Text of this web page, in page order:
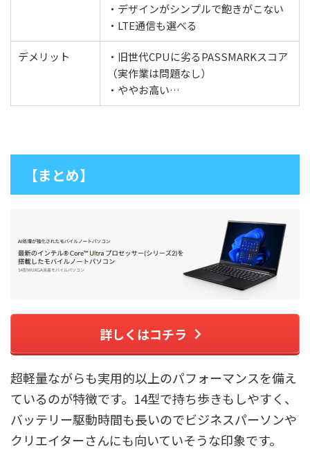
・デザインがシンプルで飽きがこない
・LTE通信も選べる
デメリット
・旧世代CPUに劣るPASSMARKスコア
（実作業は問題なし）
・ややお高い…
【まとめ】
詳しくはコチラ
超軽量ながらも実用的以上のパフォーマンスを備え
ているのが特徴です。14型で持ち歩きもしやすく、
バッテリー駆動時間も長いのでビジネスパーソンや
クリエイターさんにも向いていそうな印象です。